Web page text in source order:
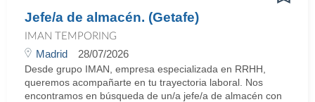
Jefe/a de almacén. (Getafe)
IMAN TEMPORING
Madrid 28/07/2026
Desde grupo IMAN, empresa especializada en RRHH,
queremos acompañarte en tu trayectoria laboral. Nos
encontramos en búsqueda de un/a jefe/a de almacén con